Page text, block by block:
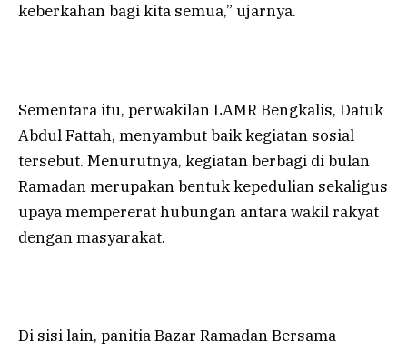
keberkahan bagi kita semua,” ujarnya.
Sementara itu, perwakilan LAMR Bengkalis, Datuk
Abdul Fattah, menyambut baik kegiatan sosial
tersebut. Menurutnya, kegiatan berbagi di bulan
Ramadan merupakan bentuk kepedulian sekaligus
upaya mempererat hubungan antara wakil rakyat
dengan masyarakat.
Di sisi lain, panitia Bazar Ramadan Bersama